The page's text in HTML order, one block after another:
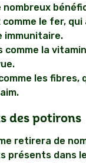
comme le fer,
immunitaire.
comme la
les fibres,
des potirons
retirera de
présents dans